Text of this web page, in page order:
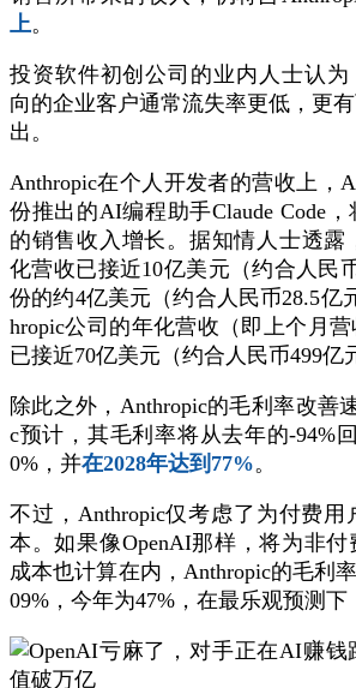
上。
投资软件初创公司的业内人士认为
向的企业客户通常流失率更低，更
出。
Anthropic在个人开发者的营收上，
份推出的AI编程助手Claude Code
的销售收入增长。据知情人士透露
化营收已接近10亿美元（约合人民
份的约4亿美元（约合人民币28.5亿
hropic公司的年化营收（即上个月营
已接近70亿美元（约合人民币499亿
除此之外，Anthropic的毛利率改善
c预计，其毛利率将从去年的-94%
0%，并在2028年达到77%。
不过，Anthropic仅考虑了为付费
本。如果像OpenAI那样，将为非
成本也计算在内，Anthropic的毛利
09%，今年为47%，在最乐观预测下